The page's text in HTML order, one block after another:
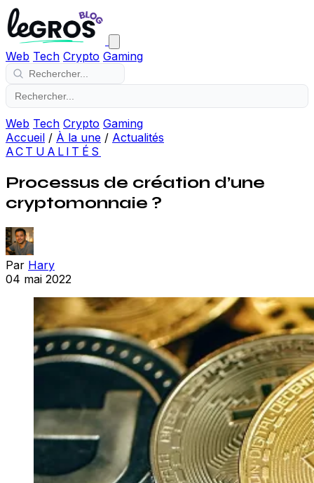
Web Tech Crypto Gaming
Web Tech Crypto Gaming
Accueil / À la une / Actualités
ACTUALITÉS
Processus de création d’une
cryptomonnaie ?
Par Hary
04 mai 2022